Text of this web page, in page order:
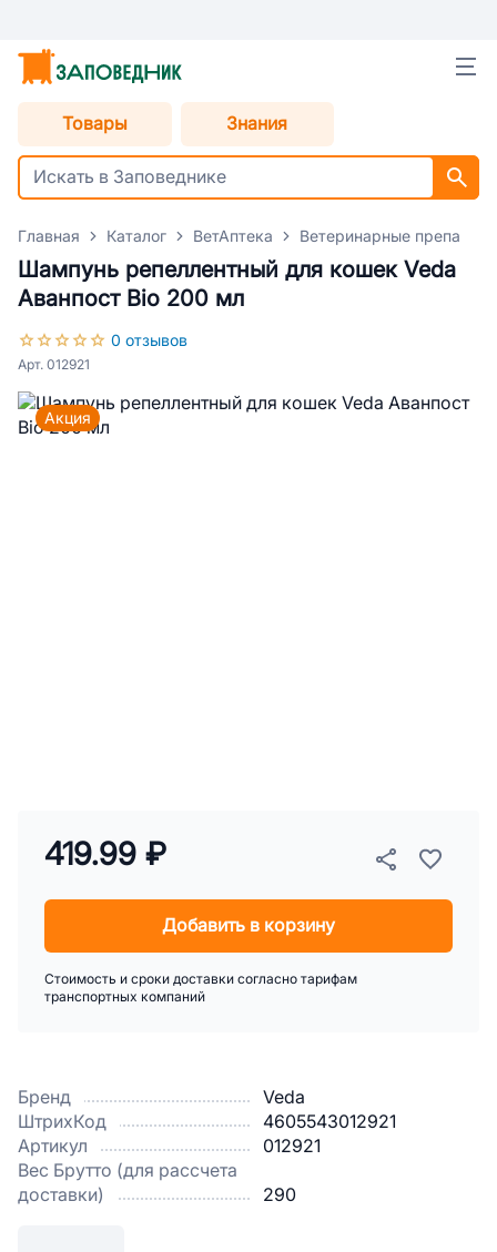
Товары Знания
Главная Каталог ВетАптека Ветеринарные
Шампунь репеллентный для кошек Veda
Аванпост Bio 200 мл
0 отзывов
Арт. 012921
Акция
Бренд
Veda
ШтрихКод
4605543012921
Артикул
012921
Вес Брутто (для рассчета
доставки)
290
419.99 ₽
Добавить в корзину
Стоимость и сроки доставки согласно тарифам
транспортных компаний